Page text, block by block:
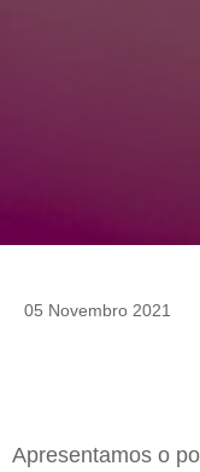
05 Novembro 2021
Apresentamos o